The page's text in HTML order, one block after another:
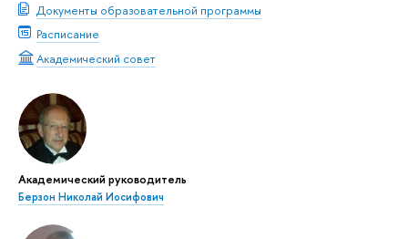
Документы образовательной программы
Расписание
Академический совет
Академический руководитель
Берзон Николай Иосифович